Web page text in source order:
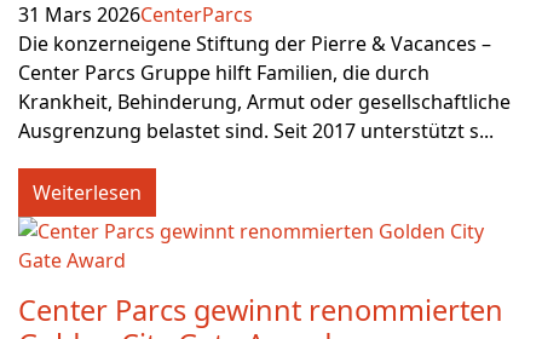
31 Mars 2026CenterParcs
Die konzerneigene Stiftung der Pierre & Vacances –
Center Parcs Gruppe hilft Familien, die durch
Krankheit, Behinderung, Armut oder gesellschaftliche
Ausgrenzung belastet sind. Seit 2017 unterstützt s...
Weiterlesen
Center Parcs gewinnt renommierten